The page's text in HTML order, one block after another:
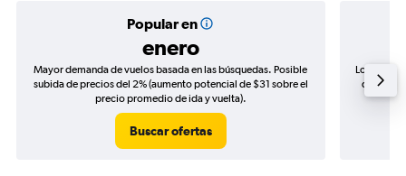
Popular en
enero
Mayor demanda de vuelos basada en las búsquedas. Posible
subida de precios del 2% (aumento potencial de $31 sobre el
precio promedio de ida y vuelta).
Buscar ofertas
Los
de